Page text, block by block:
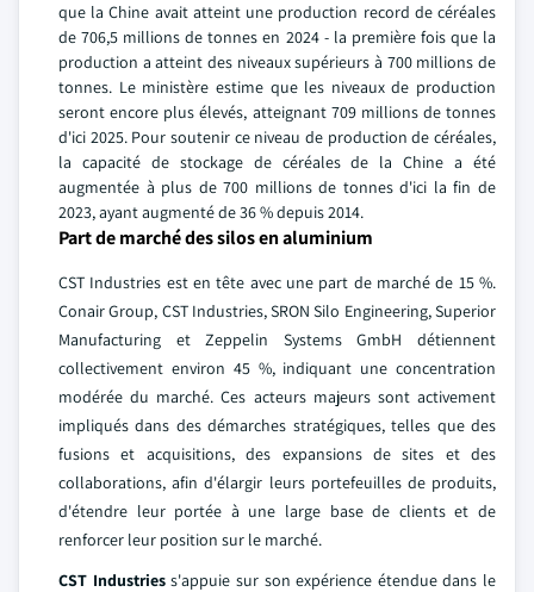
que la Chine avait atteint une production record de céréales
de 706,5 millions de tonnes en 2024 - la première fois que la
production a atteint des niveaux supérieurs à 700 millions de
tonnes. Le ministère estime que les niveaux de production
seront encore plus élevés, atteignant 709 millions de tonnes
d'ici 2025. Pour soutenir ce niveau de production de céréales,
la capacité de stockage de céréales de la Chine a été
augmentée à plus de 700 millions de tonnes d'ici la fin de
2023, ayant augmenté de 36 % depuis 2014.
Part de marché des silos en aluminium
CST Industries est en tête avec une part de marché de 15 %.
Conair Group, CST Industries, SRON Silo Engineering, Superior
Manufacturing et Zeppelin Systems GmbH détiennent
collectivement environ 45 %, indiquant une concentration
modérée du marché. Ces acteurs majeurs sont activement
impliqués dans des démarches stratégiques, telles que des
fusions et acquisitions, des expansions de sites et des
collaborations, afin d'élargir leurs portefeuilles de produits,
d'étendre leur portée à une large base de clients et de
renforcer leur position sur le marché.
CST Industriess'appuie sur son expérience étendue dans le